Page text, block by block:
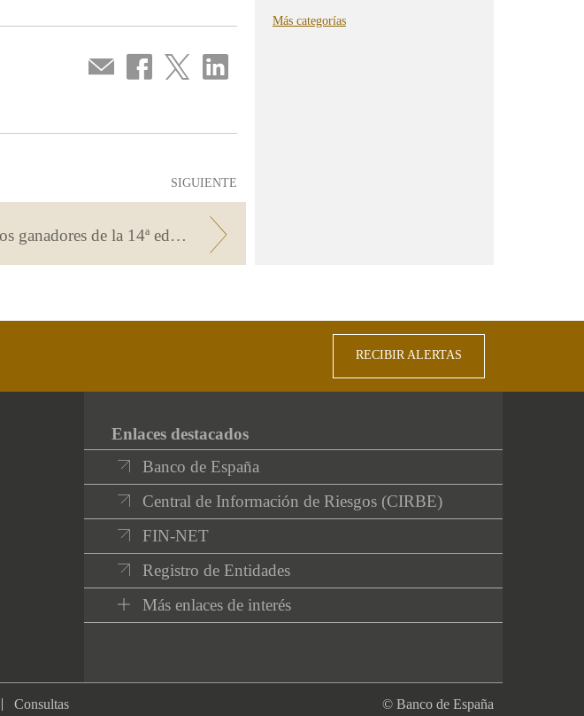
Compartir
por
Compartir
en
Compartir
en
Compartir
en
SIGUIENTE
Ya conocemos a los ganadores de la 14ª edición del concurso Generación €uro
Más categorías
RECIBIR ALERTAS
Enlaces destacados
Banco de España
Central de Información de Riesgos (CIRBE)
FIN-NET
Registro de Entidades
Más enlaces de interés
Consultas © Banco de España